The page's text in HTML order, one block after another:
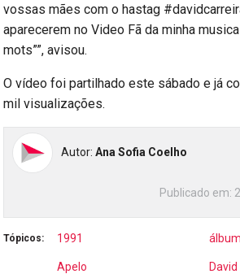
vossas mães com o hastag
aparecerem no Video Fã da minha musica
mots””, avisou.
O vídeo foi partilhado este sábado e já
mil visualizações.
Autor:Ana Sofia Coelho
Publicado em:
Tópicos: 1991 álbum
Apelo